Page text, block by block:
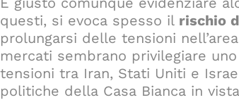
questi, si evoca spesso il rischio
prolungarsi delle tensioni
mercati sembrano privilegiare
tensioni tra Iran, Stati Uniti e
politiche della Casa Bianca in